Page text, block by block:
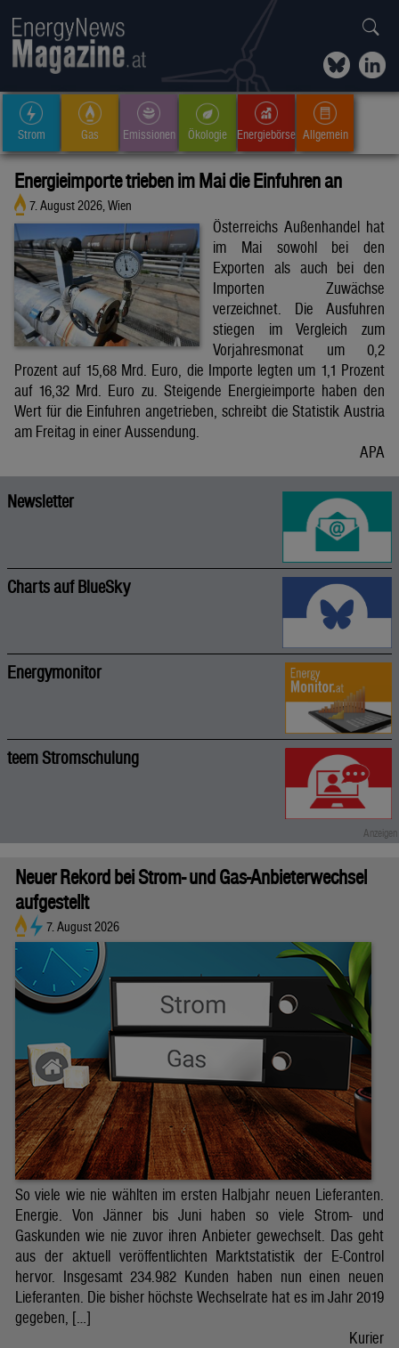
Strom Gas Emissionen Ökologie Energiebörse Allgemein
Energieimporte trieben im Mai die Einfuhren an
7. August 2026, Wien
Österreichs Außenhandel hat
im Mai sowohl bei den
Exporten als auch bei den
Importen Zuwächse
verzeichnet. Die Ausfuhren
stiegen im Vergleich zum
Vorjahresmonat um 0,2
Prozent auf 15,68 Mrd. Euro, die Importe legten um 1,1 Prozent
auf 16,32 Mrd. Euro zu. Steigende Energieimporte haben den
Wert für die Einfuhren angetrieben, schreibt die Statistik Austria
am Freitag in einer Aussendung.
APA
Newsletter
Charts auf BlueSky
Energymonitor
teem Stromschulung
Neuer Rekord bei Strom- und Gas-Anbieterwechsel
aufgestellt
7. August 2026
So viele wie nie wählten im ersten Halbjahr neuen Lieferanten.
Energie. Von Jänner bis Juni haben so viele Strom- und
Gaskunden wie nie zuvor ihren Anbieter gewechselt. Das geht
aus der aktuell veröffentlichten Marktstatistik der E-Control
hervor. Insgesamt 234.982 Kunden haben nun einen neuen
Lieferanten. Die bisher höchste Wechselrate hat es im Jahr 2019
gegeben, […]
Kurier